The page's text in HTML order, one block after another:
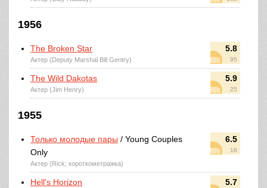
1956
5.8
95
The Broken Star
Актер (Deputy Marshal Bill Gentry)
5.9
25
The Wild Dakotas
Актер (Jim Henry)
1955
6.5
18
Только молодые пары / Young Couples
Only
Актер (Rick; короткометражка)
5.7
Hell's Horizon